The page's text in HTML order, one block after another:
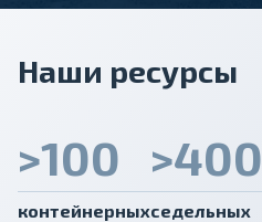
Наши ресурсы
>100
контейнерных
>400
седельных